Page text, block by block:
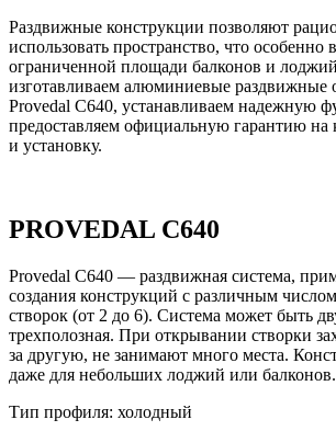
Раздвижные конструкции позволяют
использовать пространство, что особенно
ограниченной площади балконов и
изготавливаем алюминиевые раздвижные
Provedal C640, устанавливаем надежную
предоставляем официальную гарантию на
и установку.
PROVEDAL C640
Provedal C640 — раздвижная система,
создания конструкций с различным
створок (от 2 до 6). Система может быть
трехполозная. При открывании створки
за другую, не занимают много места.
даже для небольших лоджий или балконов.
Тип профиля: холодный